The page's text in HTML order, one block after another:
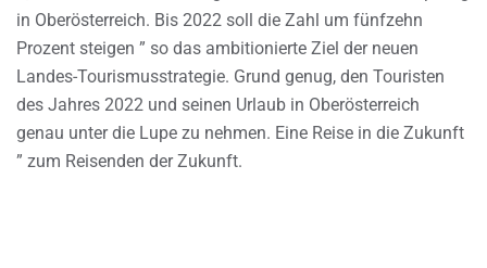
in Oberösterreich. Bis 2022 soll die Zahl um fünfzehn
Prozent steigen ” so das ambitionierte Ziel der neuen
Landes-Tourismusstrategie. Grund genug, den Touristen
des Jahres 2022 und seinen Urlaub in Oberösterreich
genau unter die Lupe zu nehmen. Eine Reise in die Zukunft
” zum Reisenden der Zukunft.